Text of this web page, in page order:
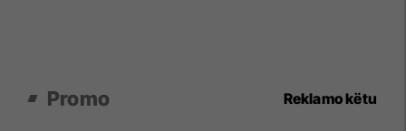
Promo Reklamo këtu